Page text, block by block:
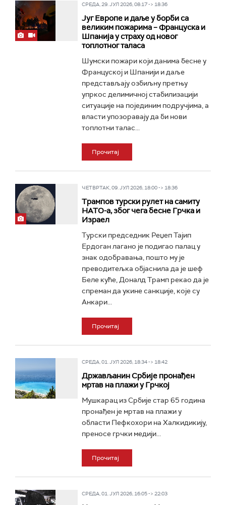
СРЕДА, 29. ЈУЛ 2026, 08:17 -> 18:36
Југ Европе и даље у борби са
великим пожарима – Француска и
Шпанија у страху од новог
топлотног таласа
Шумски пожари који данима бесне у
Француској и Шпанији и даље
представљају озбиљну претњу
упркос делимичној стабилизацији
ситуације на појединим подручјима, а
власти упозоравају да би нови
топлотни талас...
Прочитај
ЧЕТВРТАК, 09. ЈУЛ 2026, 18:00 -> 18:36
Трампов турски рулет на самиту
НАТО-а, због чега бесне Грчка и
Израел
Турски председник Реџеп Тајип
Ердоган лагано је подигао палац у
знак одобравања, пошто му је
преводитељка објаснила да је шеф
Беле куће, Доналд Трамп рекао да је
спреман да укине санкције, које су
Анкари...
Прочитај
СРЕДА, 01. ЈУЛ 2026, 18:34 -> 18:42
Држављанин Србије пронађен
мртав на плажи у Грчкој
Мушкарац из Србије стар 65 година
пронађен је мртав на плажи у
области Пефкохори на Халкидикију,
преносе грчки медији...
Прочитај
СРЕДА, 01. ЈУЛ 2026, 16:05 -> 22:03